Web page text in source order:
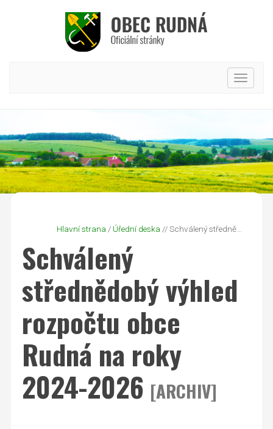
Hlavní
Hlavní strana / Úřední deska // Schválený středně...
Schválený
střednědobý výhled
rozpočtu obce
Rudná na roky
2024-2026 [ARCHIV]